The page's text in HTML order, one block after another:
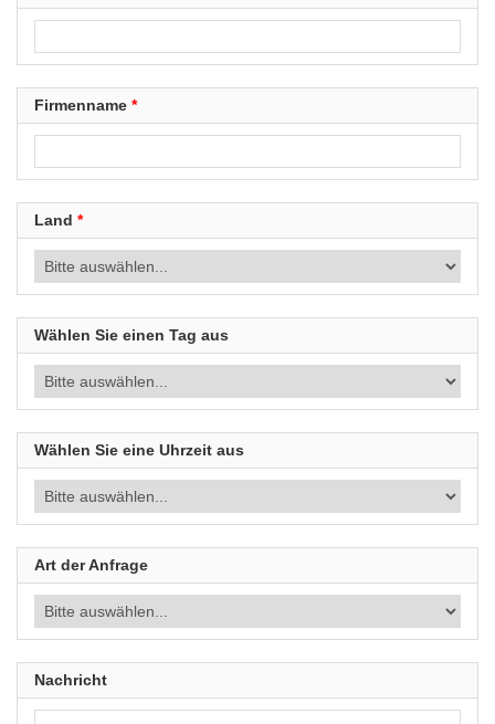
Firmenname *
Land *
Wählen Sie einen Tag aus
Wählen Sie eine Uhrzeit aus
Art der Anfrage
Nachricht